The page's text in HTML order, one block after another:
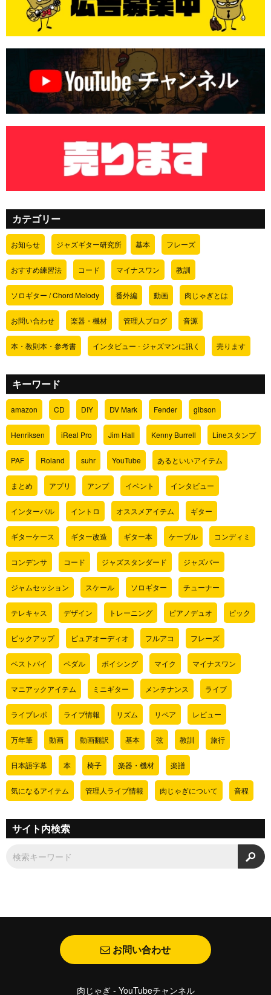
カテゴリー
お知らせ ジャズギター研究所 基本 フレーズ
おすすめ練習法 コード マイナスワン 教訓
ソロギター / Chord Melody 番外編 動画 肉じゃぎとは
お問い合わせ 楽器・機材 管理人ブログ 音源
本・教則本・参考書 インタビュー - ジャズマンに訊く 売ります
キーワード
amazon CD DIY DV Mark Fender gibson
Henriksen iReal Pro Jim Hall Kenny Burrell Lineスタンプ
PAF Roland suhr YouTube あるといいアイテム
まとめ アプリ アンプ イベント インタビュー
インターバル イントロ オススメアイテム ギター
ギターケース ギター改造 ギター本 ケーブル コンディミ
コンデンサ コード ジャズスタンダード ジャズバー
ジャムセッション スケール ソロギター チューナー
テレキャス デザイン トレーニング ピアノデュオ ピック
ピックアップ ピュアオーディオ フルアコ フレーズ
ベストバイ ペダル ボイシング マイク マイナスワン
マニアックアイテム ミニギター メンテナンス ライブ
ライブレポ ライブ情報 リズム リペア レビュー
万年筆 動画 動画翻訳 基本 弦 教訓 旅行
日本語字幕 本 椅子 楽器・機材 楽譜
気になるアイテム 管理人ライブ情報 肉じゃぎについて 音程
サイト内検索
検
お問い合わせ
肉じゃぎ - YouTubeチャンネル